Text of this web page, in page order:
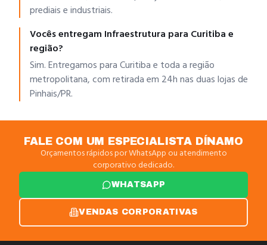
prediais e industriais.
Vocês entregam Infraestrutura para Curitiba e
região?
Sim. Entregamos para Curitiba e toda a região
metropolitana, com retirada em 24h nas duas lojas de
Pinhais/PR.
FALE COM UM ESPECIALISTA DÍNAMO
Orçamentos rápidos por WhatsApp ou atendimento
corporativo dedicado.
WHATSAPP
VENDAS CORPORATIVAS